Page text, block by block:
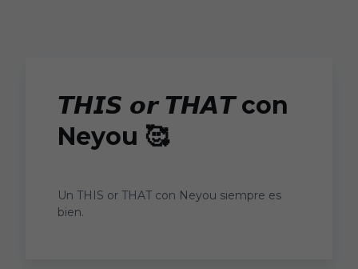
𝙏𝙃𝙄𝙎 𝙤𝙧 𝙏𝙃𝘼𝙏 con
Neyou 🥰
Un THIS or THAT con Neyou siempre es
bien.